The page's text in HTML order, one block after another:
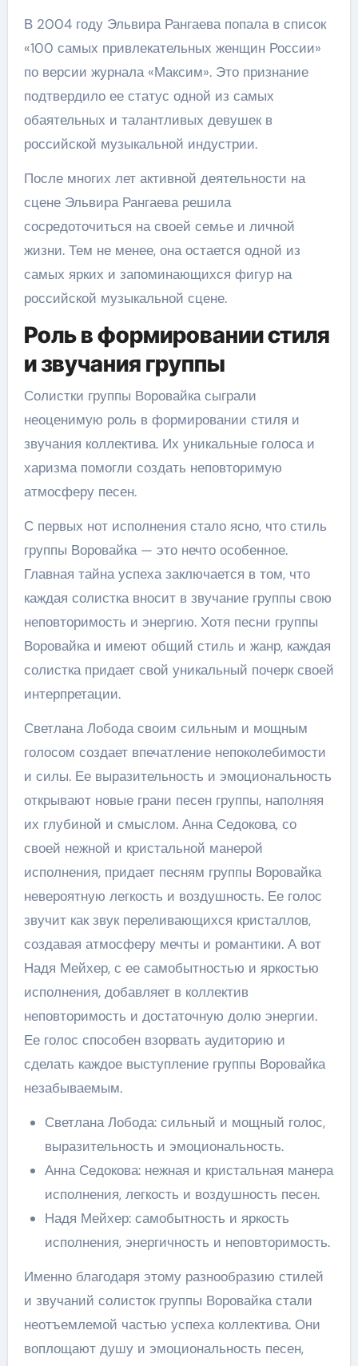
В 2004 году Эльвира Рангаева попала в список
«100 самых привлекательных женщин России»
по версии журнала «Максим». Это признание
подтвердило ее статус одной из самых
обаятельных и талантливых девушек в
российской музыкальной индустрии.
После многих лет активной деятельности на
сцене Эльвира Рангаева решила
сосредоточиться на своей семье и личной
жизни. Тем не менее, она остается одной из
самых ярких и запоминающихся фигур на
российской музыкальной сцене.
Роль в формировании стиля
и звучания группы
Солистки группы Воровайка сыграли
неоценимую роль в формировании стиля и
звучания коллектива. Их уникальные голоса и
харизма помогли создать неповторимую
атмосферу песен.
С первых нот исполнения стало ясно, что стиль
группы Воровайка — это нечто особенное.
Главная тайна успеха заключается в том, что
каждая солистка вносит в звучание группы свою
неповторимость и энергию. Хотя песни группы
Воровайка и имеют общий стиль и жанр, каждая
солистка придает свой уникальный почерк своей
интерпретации.
Светлана Лобода своим сильным и мощным
голосом создает впечатление непоколебимости
и силы. Ее выразительность и эмоциональность
открывают новые грани песен группы, наполняя
их глубиной и смыслом. Анна Седокова, со
своей нежной и кристальной манерой
исполнения, придает песням группы Воровайка
невероятную легкость и воздушность. Ее голос
звучит как звук переливающихся кристаллов,
создавая атмосферу мечты и романтики. А вот
Надя Мейхер, с ее самобытностью и яркостью
исполнения, добавляет в коллектив
неповторимость и достаточную долю энергии.
Ее голос способен взорвать аудиторию и
сделать каждое выступление группы Воровайка
незабываемым.
Светлана Лобода: сильный и мощный голос,
выразительность и эмоциональность.
Анна Седокова: нежная и кристальная манера
исполнения, легкость и воздушность песен.
Надя Мейхер: самобытность и яркость
исполнения, энергичность и неповторимость.
Именно благодаря этому разнообразию стилей
и звучаний солисток группы Воровайка стали
неотъемлемой частью успеха коллектива. Они
воплощают душу и эмоциональность песен,